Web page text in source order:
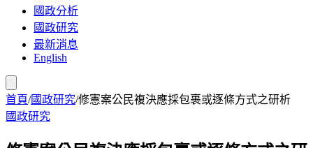
國政分析
國政研究
最新消息
English
首頁/國政研究/修憲案公民複決應採包裹或逐條方式之研析
國政研究